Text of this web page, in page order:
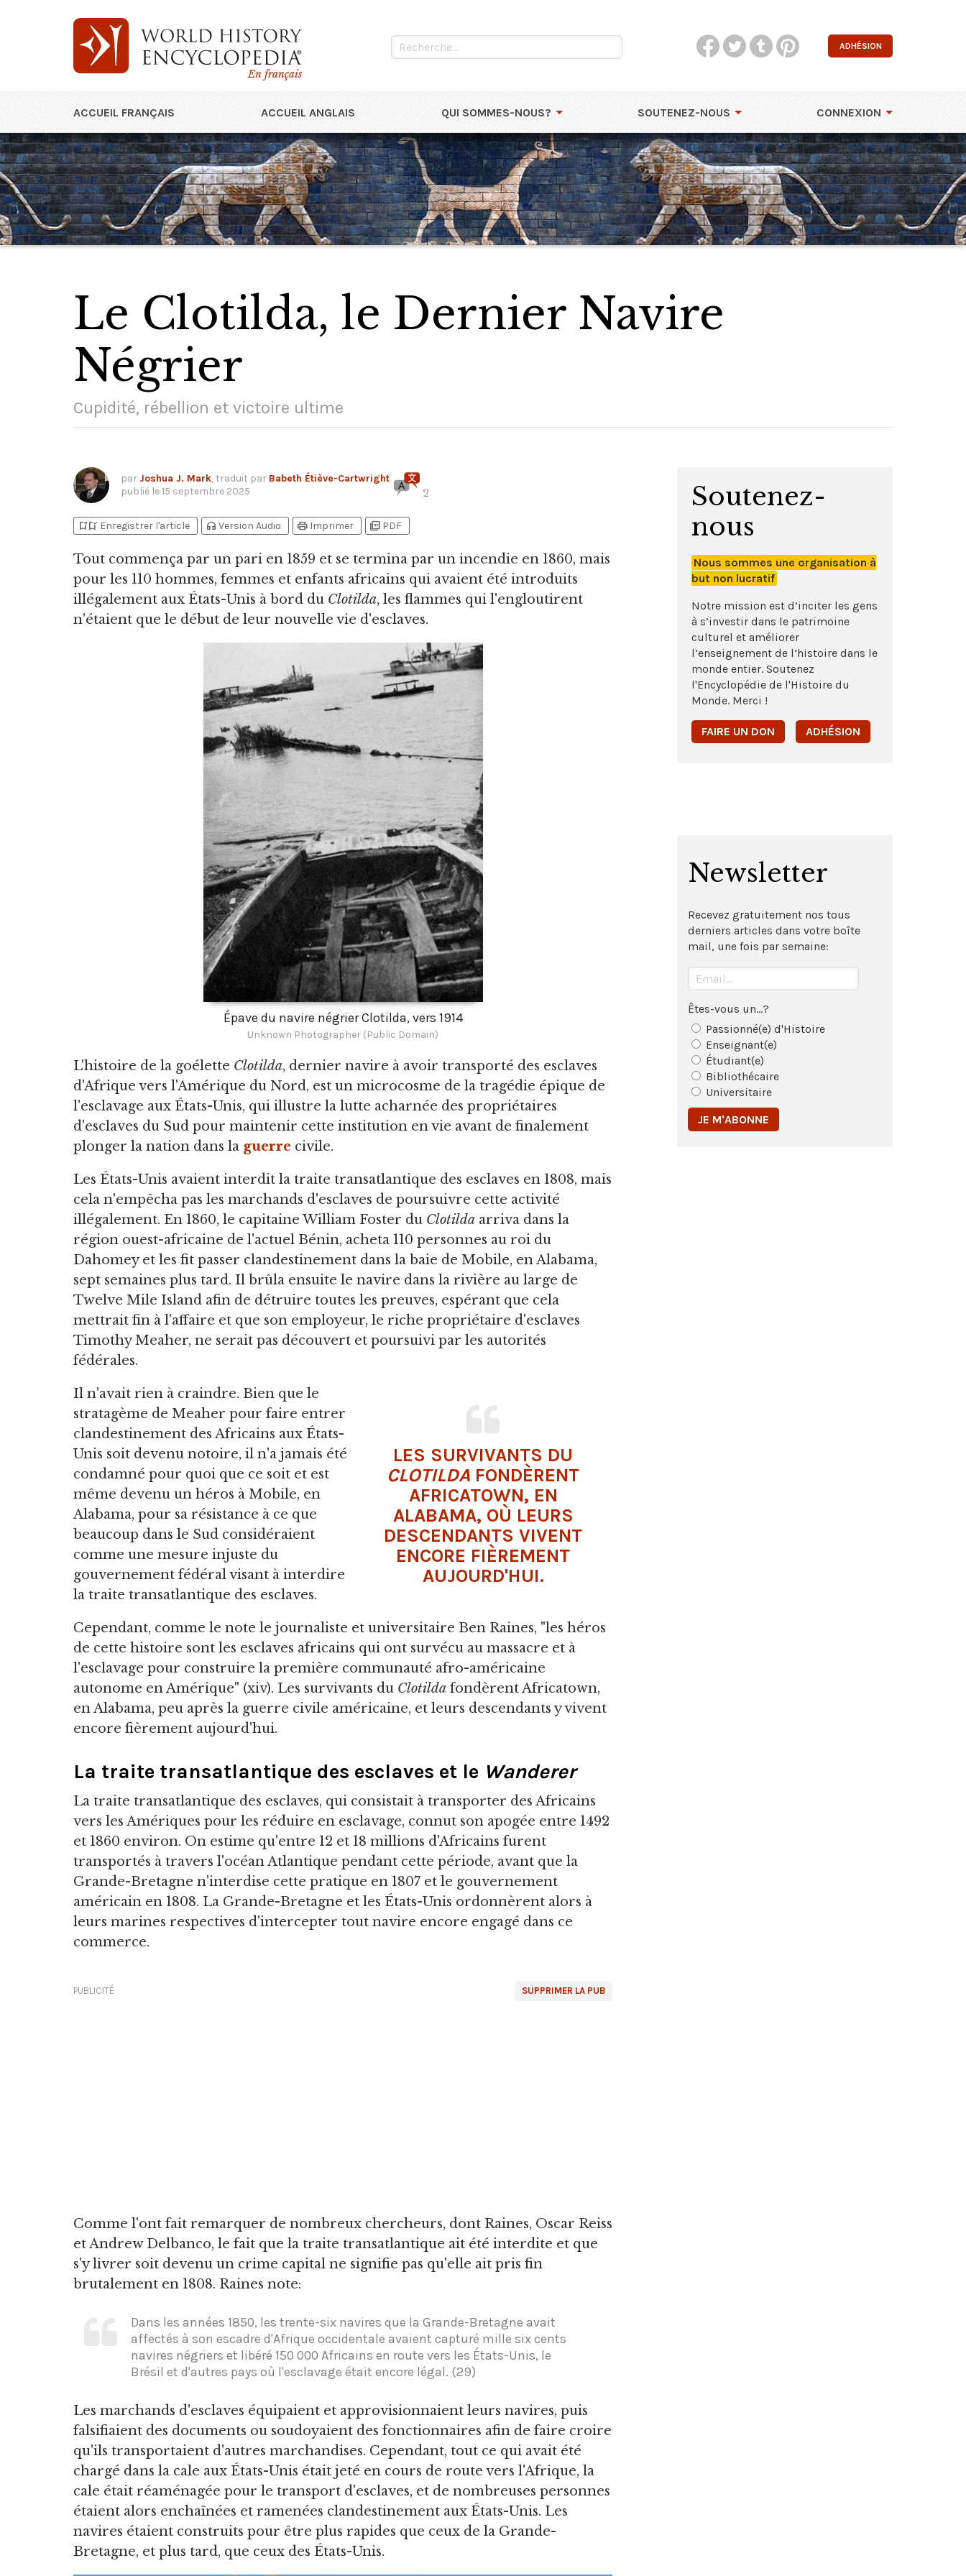
En français
ADHÉSION
ACCUEIL FRANÇAIS ACCUEIL ANGLAIS QUI SOMMES-NOUS? SOUTENEZ-NOUS CONNEXION
Le Clotilda, le Dernier Navire
Négrier
Cupidité, rébellion et victoire ultime
par Joshua J. Mark, traduit par Babeth Étiève-Cartwright
publié le15 septembre 2025 2
bookmark_addbookmark_added Enregistrer l'article headphones Version Audio print Imprimer picture_as_pdf PDF
Tout commença par un pari en 1859 et se termina par un incendie en 1860, mais
pour les 110 hommes, femmes et enfants africains qui avaient été introduits
illégalement aux États-Unis à bord du Clotilda, les flammes qui l'engloutirent
n'étaient que le début de leur nouvelle vie d'esclaves.
Épave du navire négrier Clotilda, vers 1914
Unknown Photographer (Public Domain)
L'histoire de la goélette Clotilda, dernier navire à avoir transporté des esclaves
d'Afrique vers l'Amérique du Nord, est un microcosme de la tragédie épique de
l'esclavage aux États-Unis, qui illustre la lutte acharnée des propriétaires
d'esclaves du Sud pour maintenir cette institution en vie avant de finalement
plonger la nation dans la guerre civile.
Les États-Unis avaient interdit la traite transatlantique des esclaves en 1808, mais
cela n'empêcha pas les marchands d'esclaves de poursuivre cette activité
illégalement. En 1860, le capitaine William Foster du Clotilda arriva dans la
région ouest-africaine de l'actuel Bénin, acheta 110 personnes au roi du
Dahomey et les fit passer clandestinement dans la baie de Mobile, en Alabama,
sept semaines plus tard. Il brûla ensuite le navire dans la rivière au large de
Twelve Mile Island afin de détruire toutes les preuves, espérant que cela
mettrait fin à l'affaire et que son employeur, le riche propriétaire d'esclaves
Timothy Meaher, ne serait pas découvert et poursuivi par les autorités
fédérales.
LES SURVIVANTS DU
CLOTILDA FONDÈRENT
AFRICATOWN, EN
ALABAMA, OÙ LEURS
DESCENDANTS VIVENT
ENCORE FIÈREMENT
AUJOURD'HUI.
Il n'avait rien à craindre. Bien que le
stratagème de Meaher pour faire entrer
clandestinement des Africains aux États-
Unis soit devenu notoire, il n'a jamais été
condamné pour quoi que ce soit et est
même devenu un héros à Mobile, en
Alabama, pour sa résistance à ce que
beaucoup dans le Sud considéraient
comme une mesure injuste du
gouvernement fédéral visant à interdire
la traite transatlantique des esclaves.
Cependant, comme le note le journaliste et universitaire Ben Raines, "les héros
de cette histoire sont les esclaves africains qui ont survécu au massacre et à
l'esclavage pour construire la première communauté afro-américaine
autonome en Amérique" (xiv). Les survivants du Clotilda fondèrent Africatown,
en Alabama, peu après la guerre civile américaine, et leurs descendants y vivent
encore fièrement aujourd'hui.
La traite transatlantique des esclaves et le Wanderer
La traite transatlantique des esclaves, qui consistait à transporter des Africains
vers les Amériques pour les réduire en esclavage, connut son apogée entre 1492
et 1860 environ. On estime qu'entre 12 et 18 millions d'Africains furent
transportés à travers l'océan Atlantique pendant cette période, avant que la
Grande-Bretagne n'interdise cette pratique en 1807 et le gouvernement
américain en 1808. La Grande-Bretagne et les États-Unis ordonnèrent alors à
leurs marines respectives d'intercepter tout navire encore engagé dans ce
commerce.
SUPPRIMER LA PUB
PUBLICITÉ
Comme l'ont fait remarquer de nombreux chercheurs, dont Raines, Oscar Reiss
et Andrew Delbanco, le fait que la traite transatlantique ait été interdite et que
s'y livrer soit devenu un crime capital ne signifie pas qu'elle ait pris fin
brutalement en 1808. Raines note:
Dans les années 1850, les trente-six navires que la Grande-Bretagne avait
affectés à son escadre d'Afrique occidentale avaient capturé mille six cents
navires négriers et libéré 150 000 Africains en route vers les États-Unis, le
Brésil et d'autres pays où l'esclavage était encore légal. (29)
Les marchands d'esclaves équipaient et approvisionnaient leurs navires, puis
falsifiaient des documents ou soudoyaient des fonctionnaires afin de faire croire
qu'ils transportaient d'autres marchandises. Cependant, tout ce qui avait été
chargé dans la cale aux États-Unis était jeté en cours de route vers l'Afrique, la
cale était réaménagée pour le transport d'esclaves, et de nombreuses personnes
étaient alors enchaînées et ramenées clandestinement aux États-Unis. Les
navires étaient construits pour être plus rapides que ceux de la Grande-
Bretagne, et plus tard, que ceux des États-Unis.
Soutenez-
nous
Nous sommes une organisation à
but non lucratif
Notre mission est d’inciter les gens
à s’investir dans le patrimoine
culturel et améliorer
l’enseignement de l’histoire dans le
monde entier. Soutenez
l'Encyclopédie de l'Histoire du
Monde. Merci !
FAIRE UN DON ADHÉSION
Newsletter
Recevez gratuitement nos tous
derniers articles dans votre boîte
mail, une fois par semaine:
Êtes-vous un...?
Passionné(e) d'Histoire
Enseignant(e)
Étudiant(e)
Bibliothécaire
Universitaire